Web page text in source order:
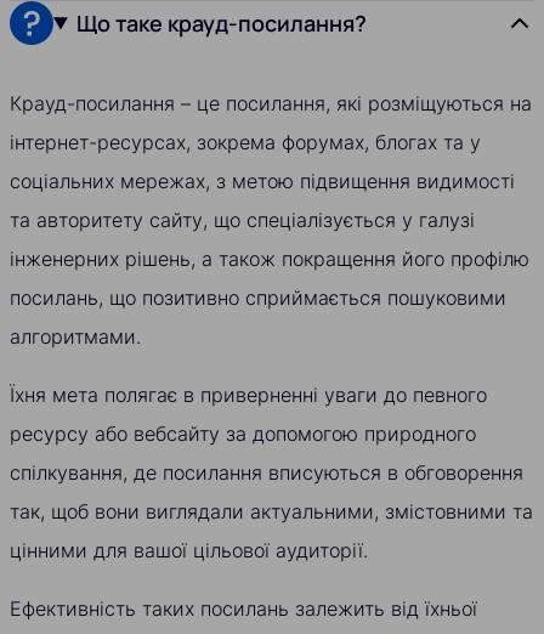
Що таке крауд-посилання?
Крауд-посилання – це посилання, які розміщуються на
інтернет-ресурсах, зокрема форумах, блогах та у
соціальних мережах, з метою підвищення видимості
та авторитету сайту, що спеціалізується у галузі
інженерних рішень, а також покращення його профілю
посилань, що позитивно сприймається пошуковими
алгоритмами.
Їхня мета полягає в приверненні уваги до певного
ресурсу або вебсайту за допомогою природного
спілкування, де посилання вписуються в обговорення
так, щоб вони виглядали актуальними, змістовними та
цінними для вашої цільової аудиторії.
Ефективність таких посилань залежить від їхньої